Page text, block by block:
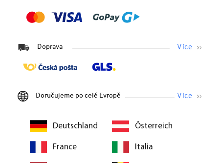
Doprava
Doručujeme po celé Evropě
Deutschland Österreich
France Italia